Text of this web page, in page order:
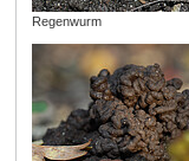
Regenwurm